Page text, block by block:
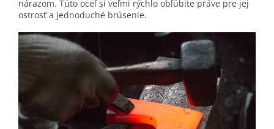
nárazom. Túto oceľ si veľmi rýchlo obľúbite práve pre jej
ostrosť a jednoduché brúsenie.